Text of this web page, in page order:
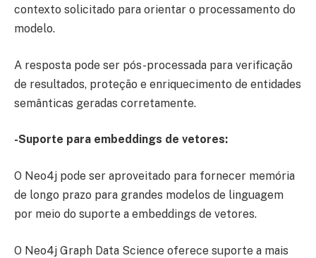
contexto solicitado para orientar o processamento do
modelo.
A resposta pode ser pós-processada para verificação
de resultados, proteção e enriquecimento de entidades
semânticas geradas corretamente.
-Suporte para embeddings de vetores:
O Neo4j pode ser aproveitado para fornecer memória
de longo prazo para grandes modelos de linguagem
por meio do suporte a embeddings de vetores.
O Neo4j Graph Data Science oferece suporte a mais